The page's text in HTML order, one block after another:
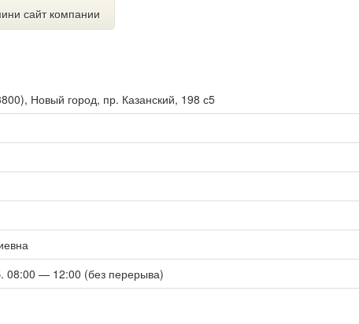
сайт компании
), Новый город, пр. Казанский, 198 с5
08:00 — 12:00 (без перерыва)